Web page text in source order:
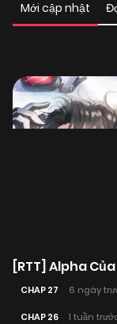
Mới cập nhật
[RTT] Alpha
CHAP 27 6 ngày
CHAP 26 1 tuần